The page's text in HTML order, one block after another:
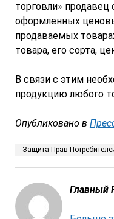
торговли» продавец
оформленных
продаваемых
товара, его сорта,
В связи с этим
продукцию любого
Опубликовано в
Защита Прав
Главный